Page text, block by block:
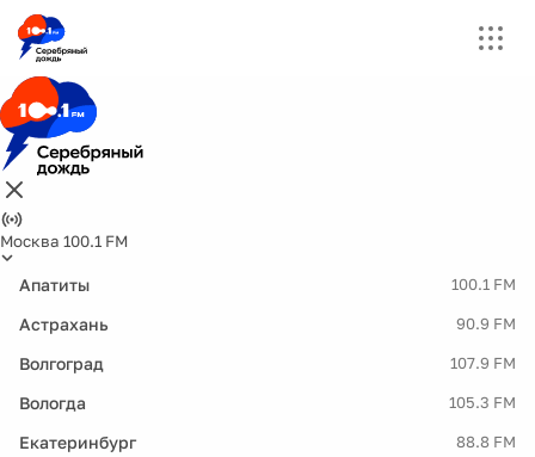
Москва 100.1 FM
Апатиты 100.1 FM
Астрахань 90.9 FM
Волгоград 107.9 FM
Вологда 105.3 FM
Екатеринбург 88.8 FM